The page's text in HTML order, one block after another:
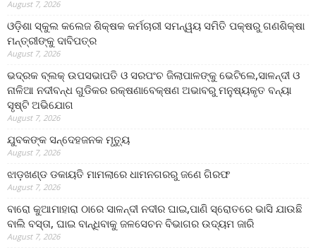
August 7, 2026
ଓଡ଼ିଶା ସ୍କୁଲ କଲେଜ ଶିକ୍ଷକ କର୍ମଚାରୀ ସମନ୍ୱୟ ସମିତି ପକ୍ଷରୁ ଗଣଶିକ୍ଷା
ମନ୍ତ୍ରୀଙ୍କୁ ଦାବିପତ୍ର
August 7, 2026
ଭଦ୍ରକ ବ୍ଲକ୍ ଉପସଭାପତି ଓ ସରପଂଚ ଜିଲାପାଳଙ୍କୁ ଭେଟିଲେ,ସାଳନ୍ଦୀ ଓ
ନାଳିଆ ନଦୀବନ୍ଧ ଗୁଡିକର ରକ୍ଷଣାବେକ୍ଷଣ ଅଭାବରୁ ମନୁଷ୍ୟକୃତ ବନ୍ୟା
ସୃଷ୍ଟି ଅଭିଯୋଗ
August 7, 2026
ଯୁବକଙ୍କ ସନ୍ଦେହଜନକ ମୃତ୍ୟୁ
August 7, 2026
ଝାଡ଼ଖଣ୍ଡ ଡକାୟତି ମାମଲାରେ ଧାମନଗରରୁ ଜଣେ ଗିରଫ
August 7, 2026
ବାରୋ କୁଆମାହାରା ଠାରେ ସାଳନ୍ଦୀ ନଦୀର ଘାଇ,ପାଣି ସ୍ରୋତରେ ଭାସି ଯାଉଛି
ବାଲି ବସ୍ତା, ଘାଇ ବାନ୍ଧିବାକୁ ଜଳସେଚନ ବିଭାଗର ଉଦ୍ୟମ ଜାରି
August 7, 2026